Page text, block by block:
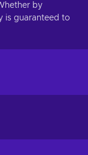
by
is guaranteed to